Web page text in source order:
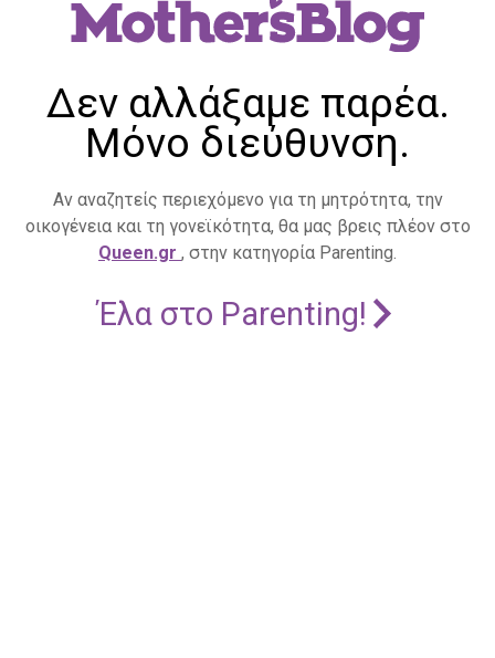
Δεν αλλάξαμε παρέα.
Μόνο διεύθυνση.
Αν αναζητείς περιεχόμενο για τη μητρότητα, την
οικογένεια και τη γονεϊκότητα, θα μας βρεις πλέον στο
Queen.gr , στην κατηγορία Parenting.
Έλα στο Parenting!